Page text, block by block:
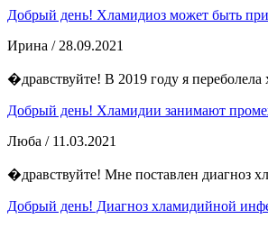
Добрый день! Хламидиоз может быть
Ирина / 28.09.2021
�дравствуйте! В 2019 году я переболела
Добрый день! Хламидии занимают
Люба / 11.03.2021
�дравствуйте! Мне поставлен диагноз
Добрый день! Диагноз хламидийной